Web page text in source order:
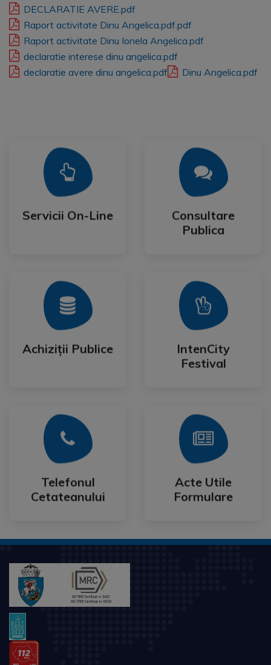
DECLARATIE AVERE.pdf
Raport activitate Dinu Angelica.pdf.pdf
Raport activitate Dinu Ionela Angelica.pdf
declaratie interese dinu angelica.pdf
declaratie avere dinu angelica.pdf
Dinu Angelica.pdf
Servicii On-Line
Servicii On-Line
Mai Mult
Consultare
Publica
Consultare
Publica
Mai Mult
Achiziții Publice
Achiziții Publice
Mai Mult
IntenCity
Festival
IntenCity
Festival
Mai Mult
Telefonul
Cetateanului
Telefonul
Cetateanului
Mai Mult
Acte Utile
Formulare
Acte Utile
Formulare
Mai Mult